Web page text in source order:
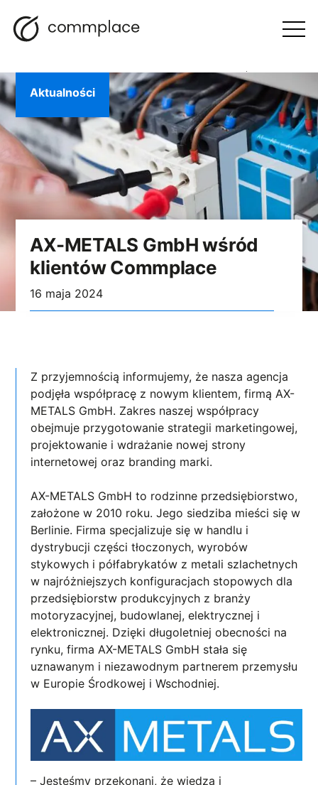
Przejdź
do
Nawigacja
BLOG
AX-METALS GmbH wśród
klientów Commplace
16 maja 2024
Aktualności
Z przyjemnością informujemy, że nasza agencja
podjęła współpracę z nowym klientem, firmą AX-
METALS GmbH. Zakres naszej współpracy
obejmuje przygotowanie strategii marketingowej,
projektowanie i wdrażanie nowej strony
internetowej oraz branding marki.
AX-METALS GmbH to rodzinne przedsiębiorstwo,
założone w 2010 roku. Jego siedziba mieści się w
Berlinie. Firma specjalizuje się w handlu i
dystrybucji części tłoczonych, wyrobów
stykowych i półfabrykatów z metali szlachetnych
w najróżniejszych konfiguracjach stopowych dla
przedsiębiorstw produkcyjnych z branży
motoryzacyjnej, budowlanej, elektrycznej i
elektronicznej. Dzięki długoletniej obecności na
rynku, firma AX-METALS GmbH stała się
uznawanym i niezawodnym partnerem przemysłu
w Europie Środkowej i Wschodniej.
– Jesteśmy przekonani, że wiedza i